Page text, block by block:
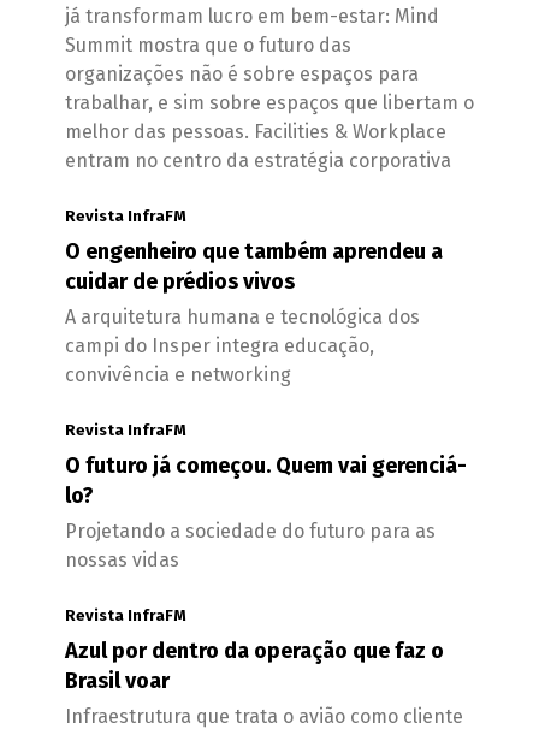
já transformam lucro em bem-estar: Mind
Summit mostra que o futuro das
organizações não é sobre espaços para
trabalhar, e sim sobre espaços que libertam o
melhor das pessoas. Facilities & Workplace
entram no centro da estratégia corporativa
Revista InfraFM
O engenheiro que também aprendeu a
cuidar de prédios vivos
A arquitetura humana e tecnológica dos
campi do Insper integra educação,
convivência e networking
Revista InfraFM
O futuro já começou. Quem vai gerenciá-
lo?
Projetando a sociedade do futuro para as
nossas vidas
Revista InfraFM
Azul por dentro da operação que faz o
Brasil voar
Infraestrutura que trata o avião como cliente